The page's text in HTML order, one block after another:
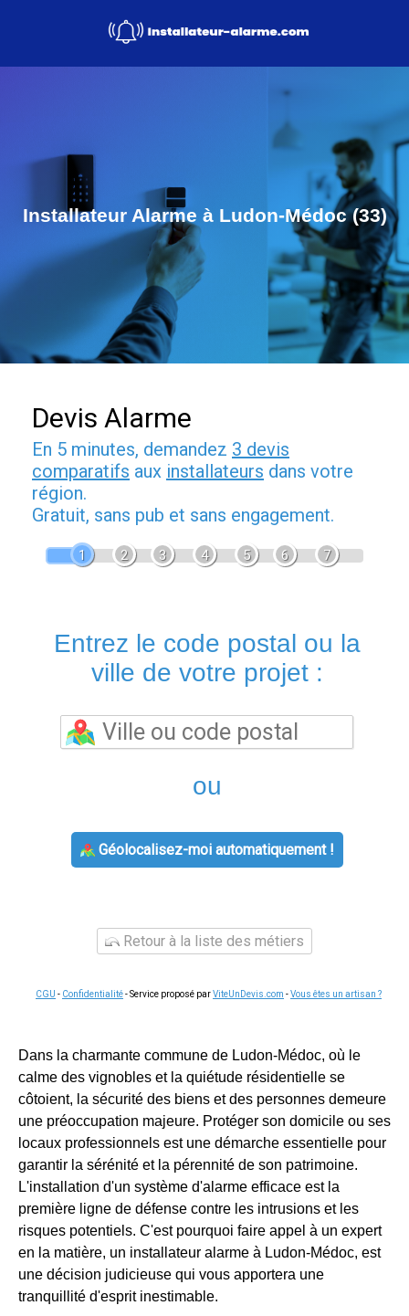
Installateur Alarme à Ludon-Médoc (33)
Devis Alarme
En 5 minutes, demandez 3 devis
comparatifs aux installateurs dans votre
région.
Gratuit, sans pub et sans engagement.
1 2 3 4 5 6 7
Entrez le code postal ou la
ville de votre projet :
ou
Géolocalisez-moi automatiquement !
Retour à la liste des métiers
CGU - Confidentialité- Service proposé parViteUnDevis.com -Vous êtes un artisan ?
Dans la charmante commune de Ludon-Médoc, où le
calme des vignobles et la quiétude résidentielle se
côtoient, la sécurité des biens et des personnes demeure
une préoccupation majeure. Protéger son domicile ou ses
locaux professionnels est une démarche essentielle pour
garantir la sérénité et la pérennité de son patrimoine.
L'installation d'un système d'alarme efficace est la
première ligne de défense contre les intrusions et les
risques potentiels. C'est pourquoi faire appel à un expert
en la matière, un installateur alarme à Ludon-Médoc, est
une décision judicieuse qui vous apportera une
tranquillité d'esprit inestimable.